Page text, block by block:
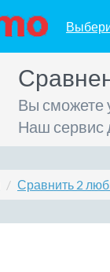
Вы сможете
Наш сервис
Сравнить 2